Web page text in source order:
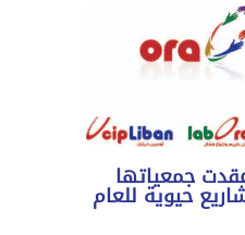
جمعياتها
حيوية للعام